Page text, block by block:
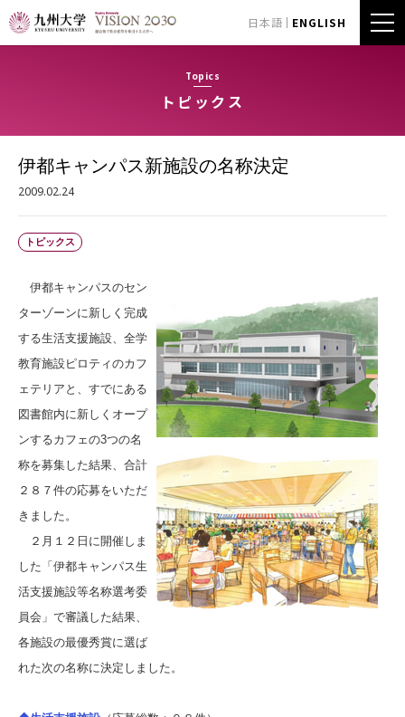
日本語 ENGLISH
Topics
トピックス
伊都キャンパス新施設の名称決定
2009.02.24
トピックス
伊都キャンパスのセン
ターゾーンに新しく完成
する生活支援施設、全学
教育施設ピロティのカフ
ェテリアと、すでにある
図書館内に新しくオープ
ンするカフェの3つの名
称を募集した結果、合計
２８７件の応募をいただ
きました。
２月１２日に開催しま
した「伊都キャンパス生
活支援施設等名称選考委
員会」で審議した結果、
各施設の最優秀賞に選ば
れた次の名称に決定しました。